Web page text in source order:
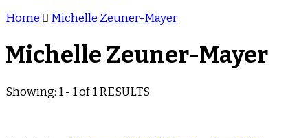
Home
Michelle Zeuner-Mayer
Michelle Zeuner-Mayer
Showing: 1 - 1 of 1 RESULTS